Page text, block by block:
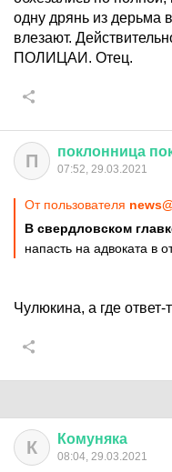
одну дрянь из дерьма
влезают.
ПОЛИЦАИ. Отец.
П поклонница
07:52, 29.03.2021
От пользователя
В свердловском
напасть на адвоката в
Чулюкина, а где ответ-
К Комуняка
08:04, 29.03.2021